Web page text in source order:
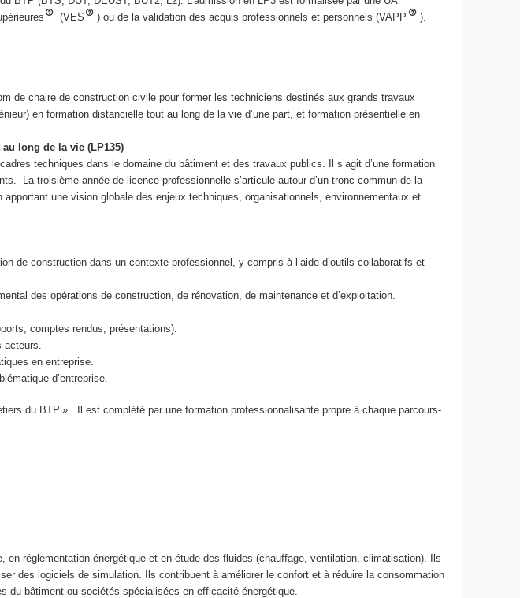
(VES ) ou de la validation des acquis professionnels et personnels (VAPP ).
de chaire de construction civile pour former les techniciens destinés aux grands travaux
en formation distancielle tout au long de la vie d’une part, et formation présentielle en
long de la vie (LP135)
techniques dans le domaine du bâtiment et des travaux publics. Il s’agit d’une formation
La troisième année de licence professionnelle s’articule autour d’un tronc commun de la
une vision globale des enjeux techniques, organisationnels, environnementaux et
de construction dans un contexte professionnel, y compris à l’aide d’outils collaboratifs et
des opérations de construction, de rénovation, de maintenance et d’exploitation.
comptes rendus, présentations).
acteurs.
en entreprise.
d’entreprise.
du BTP ». Il est complété par une formation professionnalisante propre à chaque parcours-
en réglementation énergétique et en étude des fluides (chauffage, ventilation, climatisation). Ils
des logiciels de simulation. Ils contribuent à améliorer le confort et à réduire la consommation
du bâtiment ou sociétés spécialisées en efficacité énergétique.